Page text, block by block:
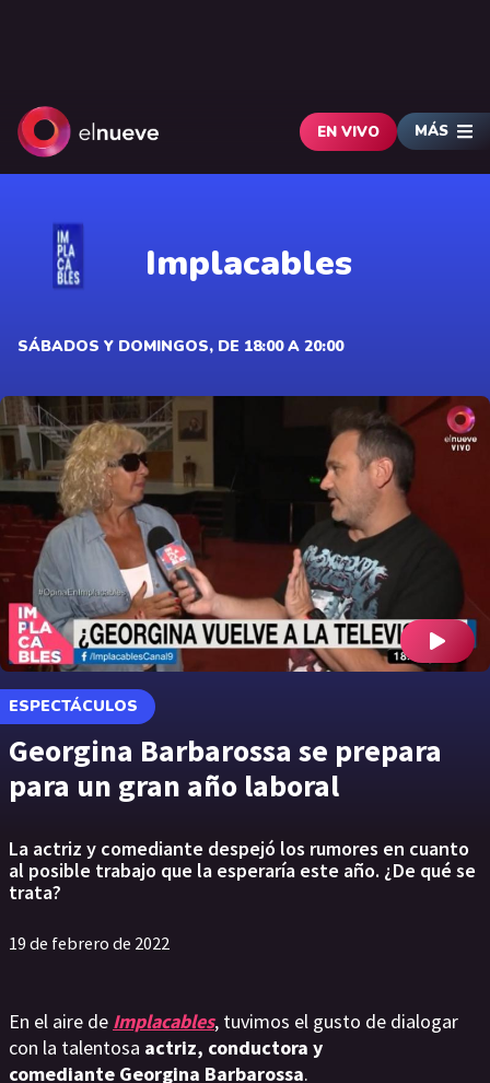
EN VIVO MÁS
Implacables
SÁBADOS Y DOMINGOS, DE 18:00 A 20:00
ESPECTÁCULOS
Georgina Barbarossa se prepara
para un gran año laboral
La actriz y comediante despejó los rumores en cuanto
al posible trabajo que la esperaría este año. ¿De qué se
trata?
19 de febrero de 2022
En el aire de Implacables, tuvimos el gusto de dialogar
con la talentosa actriz, conductora y
comediante Georgina Barbarossa.